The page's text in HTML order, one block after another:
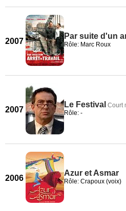
2007
Par suite d'un
Rôle: Marc Roux
2007
Le Festival Court
Rôle: -
2006
Azur et Asmar
Rôle: Crapoux (voix)